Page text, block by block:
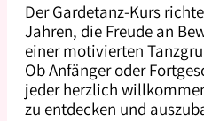
Der Gardetanz-Kurs
Jahren, die Freude an
einer motivierten
Ob Anfänger oder
jeder herzlich
zu entdecken und